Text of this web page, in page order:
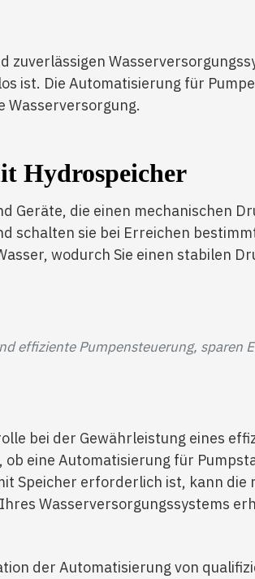
zuverlässigen
ist. Die Automatisierung für
Wasserversorgung.
Hydrospeicher
Geräte, die einen mechanischen
schalten sie bei Erreichen
wodurch Sie einen stabilen
effiziente Pumpensteuerung, sparen
bei der Gewährleistung eines
eine Automatisierung für
Speicher erforderlich ist, kann
Wasserversorgungssystems
der Automatisierung von